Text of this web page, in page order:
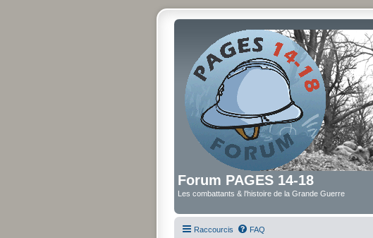
Forum PAGES 14-18
Les combattants & l'histoire de la Grande Guerre
Raccourcis FAQ